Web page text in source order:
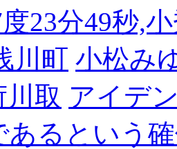
23分49秒,
川町 小松み
取 アイデ
あるという